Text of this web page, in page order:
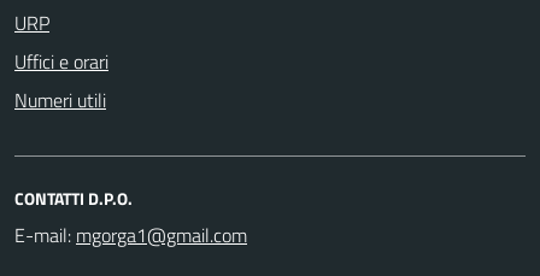
URP
Uffici e orari
Numeri utili
CONTATTI D.P.O.
E-mail: